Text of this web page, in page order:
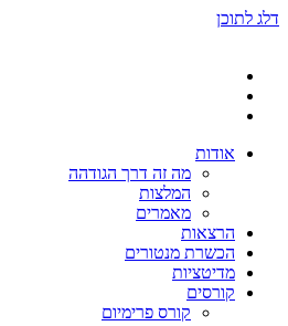
דלג לתוכן
אודות
מה זה דרך הגודהה
המלצות
מאמרים
הרצאות
הכשרת מנטורים
מדיטציות
קורסים
קורס פרימיום